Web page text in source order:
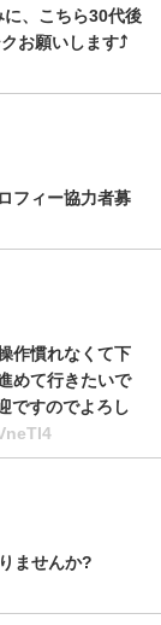
、こちら30代後
お願いします⤴︎
フィー協力者募
作慣れなくて下
めて行きたいで
ですのでよろし
ませんか?